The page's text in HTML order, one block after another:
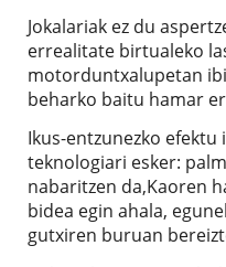
Jokalariak ez du
errealitate birtualeko
motorduntxalupetan
beharko baitu hamar
Ikus-entzunezko
teknologiari esker:
nabaritzen da,Kaoren
bidea egin ahala,
gutxiren buruan